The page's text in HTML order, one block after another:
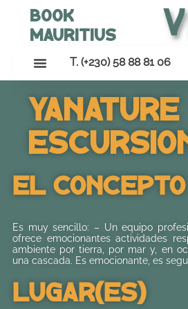
Book
Mauritius
T. (+230) 58 88 81 06
Yanature
El Concepto
Es muy sencillo: – Un equipo
ofrece emocionantes actividades
ambiente por tierra, por mar y, en
una cascada. Es emocionante, es
Lugar(es)